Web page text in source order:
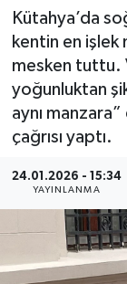
Kütahya’da
kentin en işlek
mesken tuttu.
yoğunluktan
aynı
çağrısı yaptı.
24.01.2026 - 15:34
YAYINLANMA
Ekonomi
Eleman
Emlak
Haber
Son
Haber